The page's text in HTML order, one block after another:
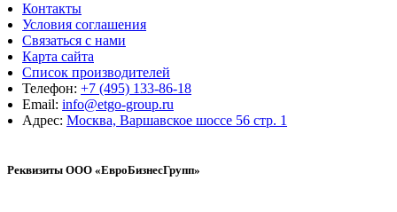
Контакты
Условия соглашения
Связаться с нами
Карта сайта
Список производителей
Телефон: +7 (495) 133-86-18
Email: info@etgo-group.ru
Адрес: Москва, Варшавское шоссе 56 стр. 1
Реквизиты ООО «ЕвроБизнесГрупп»